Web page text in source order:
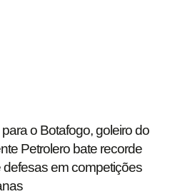
o Botafogo, goleiro do
Petrolero bate recorde
defesas em competições